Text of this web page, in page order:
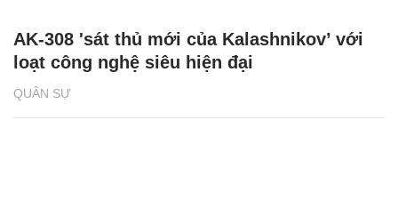
QUÂN SỰ
AK-308 'sát thủ mới của Kalashnikov’ với
loạt công nghệ siêu hiện đại